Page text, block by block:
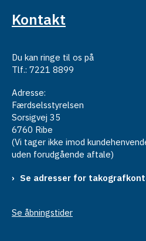
Kontakt
Du kan ringe til os på
Tlf.: 7221 8899
Adresse:
Færdselsstyrelsen
Sorsigvej 35
6760 Ribe
(Vi tager ikke imod
uden forudgående aftale)
Se adresser for
Se åbningstider